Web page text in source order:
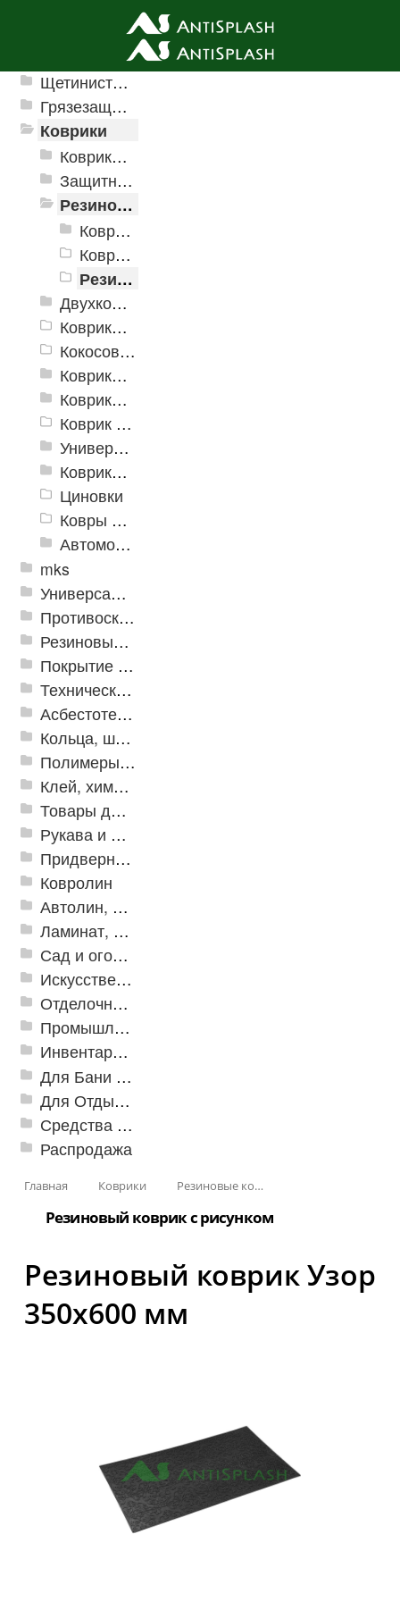
Ячеистые грязезащитные покрытия
Щетинистые покрытия
Грязезащитные, влаговпитывающие покрытия
Коврики
Коврики влаговпитывающие
Защитные коврики и лотки
Резиновые коврики
Коврики PinMat
Коврики PinMat Матрица
Резиновый коврик с рисунком
Двухкомпонентные коврики
Коврики на пенорезине
Кокосовые коврики
Коврики для ванн
Коврики и дорожки пористые (Лапша)
Коврик флокированный
Универсальные коврики
Коврики хлопковые
Циновки
Ковры для детской
Автомобильные коврики
mks
Универсальные модульные покрытия
Противоскользящая защита для лестниц, профили, ленты
Резиновые и ПВХ дорожки
Покрытие из резиновой крошки
Техническая резина
Асбестотехнические и теплоизоляционные материалы
Кольца, шайбы, манжеты
Полимеры и пластики
Клей, химия, сопутствующие товары
Товары для дома
Рукава и шланги промышленные
Придверные решетки
Ковролин
Автолин, Транслин, Линолеум
Ламинат, Кварцвиниловая плитка SPC
Сад и огород
Искусственная трава
Отделочные профили
Промышленный текстиль
Инвентарь для клининга
Для Бани и Сауны
Для Отдыха и Пикника
Средства от насекомых и садовых вредителей
Распродажа
Главная Коврики Резиновые коврики
Резиновый коврик с рисунком
Резиновый коврик Узор
350х600 мм